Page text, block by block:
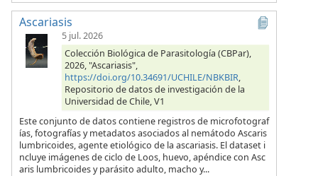
Ascariasis
5 jul. 2026
Colección Biológica de Parasitología (CBPar),
2026, "Ascariasis",
https://doi.org/10.34691/UCHILE/NBKBIR,
Repositorio de datos de investigación de la
Universidad de Chile, V1
Este conjunto de datos contiene registros de microfotograf
ías, fotografías y metadatos asociados al nemátodo Ascaris
lumbricoides, agente etiológico de la ascariasis. El dataset i
ncluye imágenes de ciclo de Loos, huevo, apéndice con Asc
aris lumbricoides y parásito adulto, macho y...